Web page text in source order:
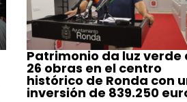
Patrimonio da luz verde
26 obras en el centro
histórico de Ronda con
inversión de 839.250